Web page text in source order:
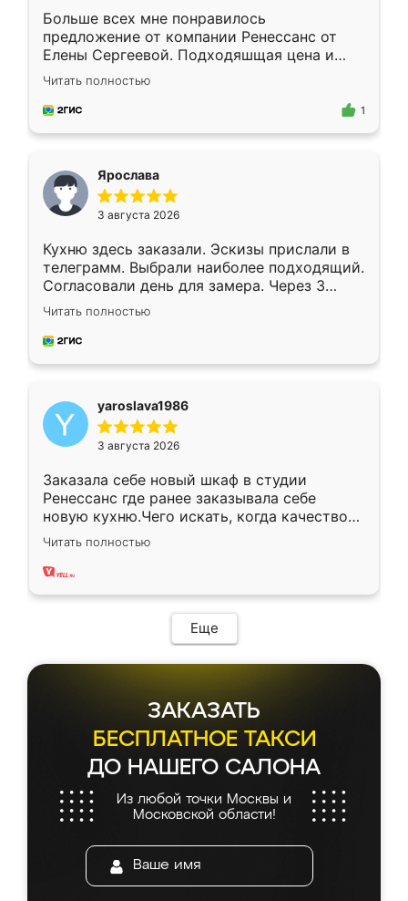
Больше всех мне понравилось
предложение от компании Ренессанс от
Елены Сергеевой. Подходяшщая цена и
короткие сроки изготовления. Приехавший
для замера сотрудник Владислав
предложил по моему эскизу самый
Читать полностью
1
Ярослава
3 августа 2026
Кухню здесь заказали. Эскизы прислали в
телеграмм. Выбрали наиболее подходящий.
Согласовали день для замера. Через 3
недели кухня была уже готова. Остались
довольны работой. Спасибо Ренессанс
мебель за качественную работу!
Читать полностью
yaroslava1986
3 августа 2026
Заказала себе новый шкаф в студии
Ренессанс где ранее заказывала себе
новую кухню.Чего искать, когда качеством
вполне довольна. Служит кухня уже почти
два года, нареканий нет.
Читать полностью
Еще
ЗАКАЗАТЬ
БЕСПЛАТНОЕ ТАКСИ
ДО НАШЕГО САЛОНА
Из любой точки Москвы и
Московской области!